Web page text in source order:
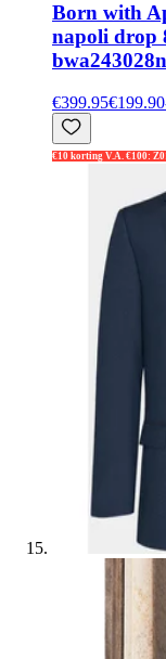
Born with
napoli drop
€399.95€199.90
€10 korting V.A. €100: